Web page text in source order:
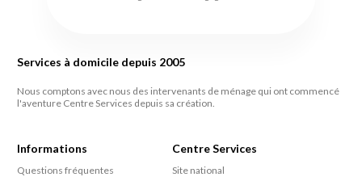
Services à domicile depuis 2005
Nous comptons avec nous des intervenants de ménage qui ont commencé
l'aventure Centre Services depuis sa création.
Informations
Questions fréquentes
Centre Services
Site national